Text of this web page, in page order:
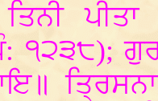
ਤਿਨੀ
੧੨੩੮);